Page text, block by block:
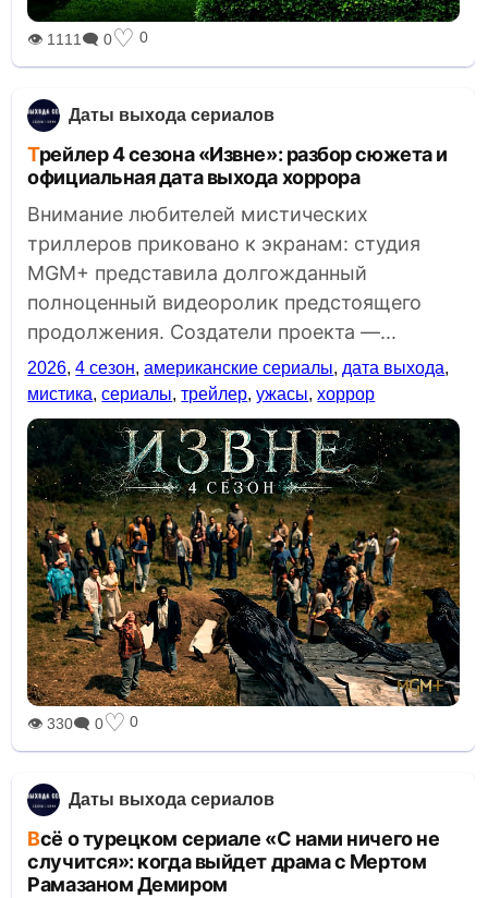
👁 1111 🗨 0♡ 0
Даты выхода сериалов
Трейлер 4 сезона «Извне»: разбор сюжета и
официальная дата выхода хоррора
Внимание любителей мистических
триллеров приковано к экранам: студия
MGM+ представила долгожданный
полноценный видеоролик предстоящего
продолжения. Создатели проекта —...
2026,4 сезон,американские сериалы, дата выхода,
мистика,сериалы,трейлер,ужасы,хоррор
👁 330🗨 0♡ 0
Даты выхода сериалов
Всё о турецком сериале «С нами ничего не
случится»: когда выйдет драма с Мертом
Рамазаном Демиром